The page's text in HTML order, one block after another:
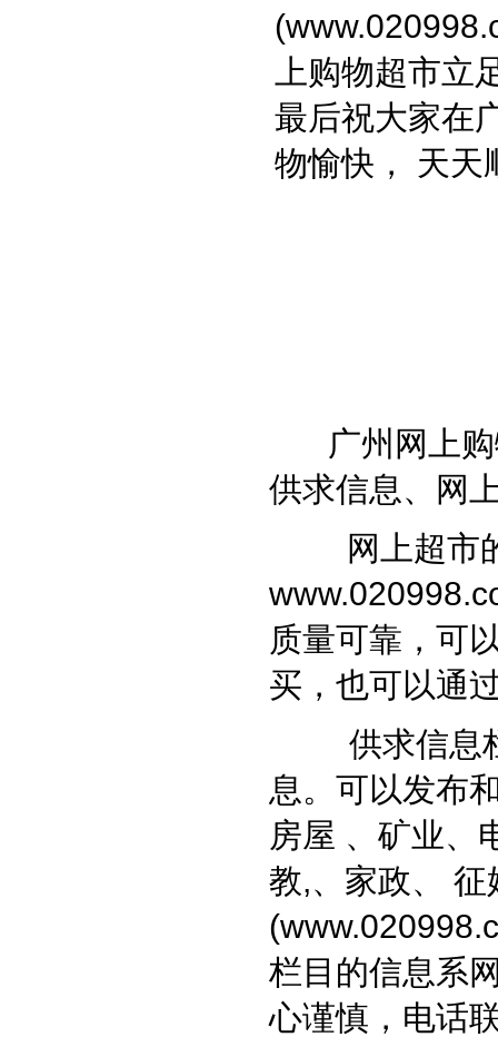
(
上购物超市
最后祝大家在
物愉快， 天天
广州网上
供求信息、网
网上超市的
质量可靠，可
买，也可以通
供求信息栏
息。可以发布
房屋 、矿业、
教,、家政、
(
栏目的信息系
心谨慎，电话